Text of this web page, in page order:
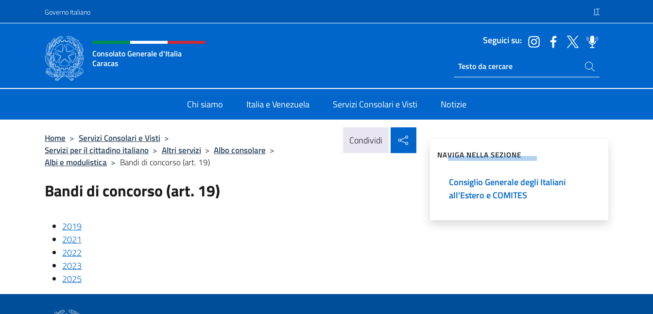
Governo Italiano IT
Intestazione sito, social e menù
Consolato Generale d'Italia
Caracas
Seguici su:
Ricerca sito live
Cerca nel sito
Chi siamo Italia e Venezuela Servizi Consolari e Visti Notizie
Home > Servizi Consolari e Visti >
Servizi per il cittadino italiano > Altri servizi > Albo consolare >
Albi e modulistica > Bandi di concorso (art. 19)
Condividi
Bandi di concorso (art. 19)
2019
2021
2022
2023
2025
NAVIGA NELLA SEZIONE
Consiglio Generale degli Italiani
all'Estero e COMITES